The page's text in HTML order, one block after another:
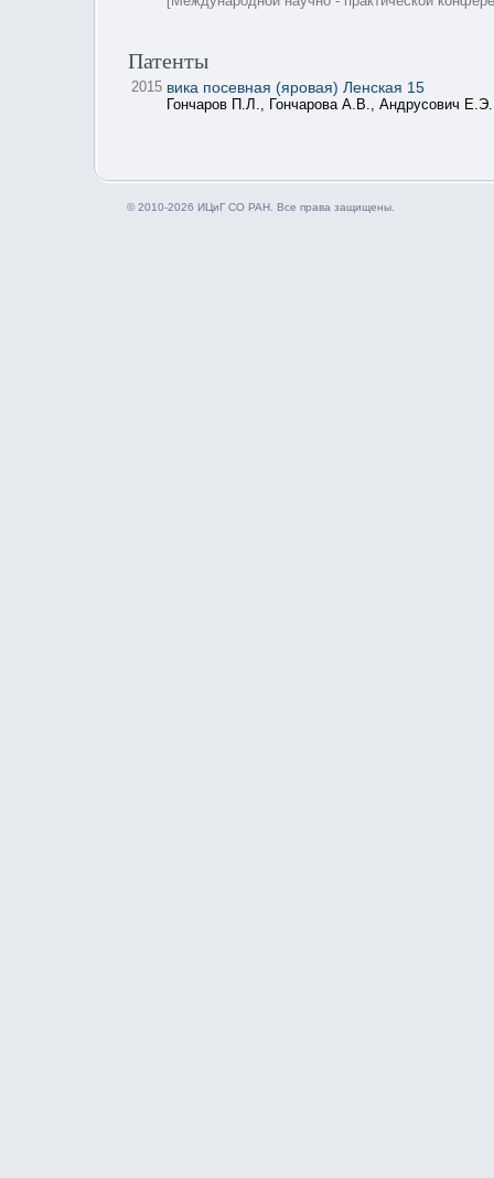
Патенты
2015 вика посевная (яровая) Ленская 15
Гончаров П.Л., Гончарова А.В., Андрусович
© 2010-2026 ИЦиГ СО РАН. Все права защищены.